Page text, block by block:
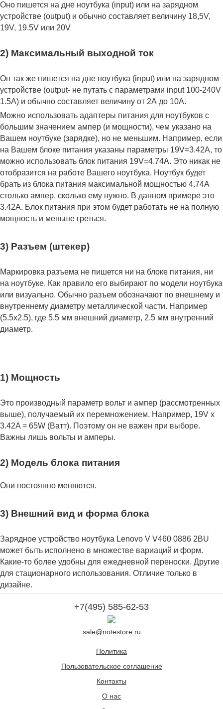
Оно пишется на дне ноутбука (input) или на зарядном
устройстве (output) и обычно составляет величину 18,5V,
19V, 19.5V или 20V
2) Максимальный выходной ток
Он так же пишется на дне ноутбука (input) или на зарядном
устройстве (output- не путать с параметрами input 100-240V
1.5A) и обычно составляет величину от 2А до 10A.
Можно использовать адаптеры питания для ноутбуков с
большим значением ампер (и мощности), чем указано на
Вашем ноутбуке (зарядке), но не меньшим. Например, если
на Вашем блоке питания указаны параметры 19V=3.42A, то
можно использовать блок питания 19V=4.74A. Это никак не
отобразится на работе Вашего ноутбука. Ноутбук будет
брать из блока питания максимальной мощностью 4.74А
столько ампер, сколько ему нужно. В данном примере это
3.42А. Блок питания при этом будет работать не на полную
мощность и меньше греться.
3) Разъем (штекер)
Маркировка разъема не пишется ни на блоке питания, ни
на ноутбуке. Как правило его выбирают по модели ноутбука
или визуально. Обычно разъем обозначают по внешнему и
внутреннему диаметру металлической части. Например
(5.5x2.5), где 5.5 мм внешний диаметр, 2.5 мм внутренний
диаметр.
1) Мощность
Это производный параметр вольт и ампер (рассмотренных
выше), получаемый их перемножением. Например, 19V x
3.42A = 65W (Ватт). Поэтому он не важен при выборе.
Важны лишь вольты и амперы.
2) Модель блока питания
Они постоянно меняются.
3) Внешний вид и форма блока
Зарядное устройство ноутбука Lenovo V V460 0886 2BU
может быть исполнено в множестве вариаций и форм.
Какие-то более удобны для ежедневной переноски. Другие
для стационарного использования. Отличие только в
дизайне.
+7(495) 585-62-53
sale@notestore.ru
Политика
Пользовательское соглашение
Контакты
О нас